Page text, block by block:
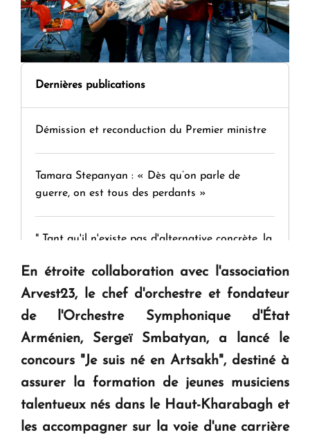
Dernières publications
Démission et reconduction du Premier ministre
Tamara Stepanyan : « Dès qu’on parle de
guerre, on est tous des perdants »
" Tant qu'il n'existe pas d'alternative concrète, la
KASA : 30 ans d'audace, de résilience et d'avenir
en Arménie
Le premier hôtel Hyatt Regency d'Arménie
ouvrira ses portes à Dilijan
En étroite collaboration avec l'association
Arvest23, le chef d'orchestre et fondateur
de l'Orchestre Symphonique d'État
Arménien, Sergeï Smbatyan, a lancé le
concours "Je suis né en Artsakh", destiné à
assurer la formation de jeunes musiciens
talentueux nés dans le Haut-Kharabagh et
les accompagner sur la voie d'une carrière